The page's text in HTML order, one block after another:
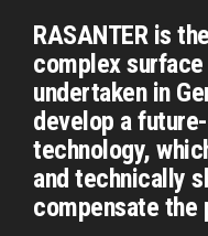
RASANTER is
complex
undertaken in
develop a
technology,
and technically
compensate the